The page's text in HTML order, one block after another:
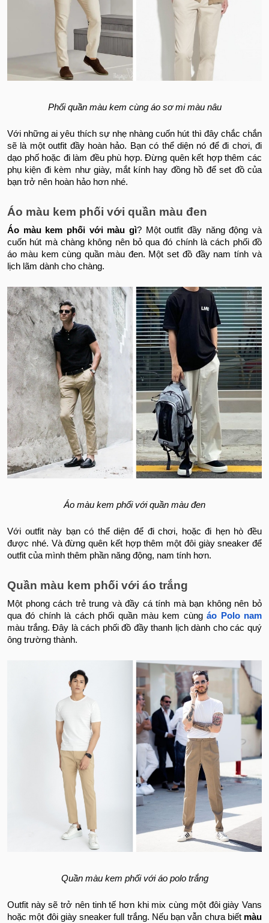
Phối quần màu kem cùng áo sơ mi màu nâu
Với những ai yêu thích sự nhẹ nhàng cuốn hút thì đây chắc chắn
sẽ là một outfit đầy hoàn hảo. Bạn có thể diện nó để đi chơi, đi
dạo phố hoặc đi làm đều phù hợp. Đừng quên kết hợp thêm các
phụ kiện đi kèm như giày, mắt kính hay đồng hồ để set đồ của
bạn trở nên hoàn hảo hơn nhé.
Áo màu kem phối với quần màu đen
Áo màu kem phối với màu gì? Một outfit đầy năng động và
cuốn hút mà chàng không nên bỏ qua đó chính là cách phối đồ
áo màu kem cùng quần màu đen. Một set đồ đầy nam tính và
lịch lãm dành cho chàng.
Áo màu kem phối với quần màu đen
Với outfit này bạn có thể diện để đi chơi, hoặc đi hẹn hò đều
được nhé. Và đừng quên kết hợp thêm một đôi giày sneaker để
outfit của mình thêm phần năng động, nam tính hơn.
Quần màu kem phối với áo trắng
Một phong cách trẻ trung và đầy cá tính mà bạn không nên bỏ
qua đó chính là cách phối quần màu kem cùngáo Polo nam
màu trắng. Đây là cách phối đồ đầy thanh lịch dành cho các quý
ông trường thành.
Quần màu kem phối với áo polo trắng
Outfit này sẽ trở nên tinh tế hơn khi mix cùng một đôi giày Vans
hoặc một đôi giày sneaker full trắng. Nếu bạn vẫn chưa biết màu